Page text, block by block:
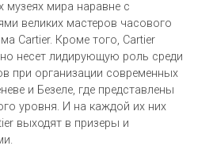
музеях мира наравне с
великих мастеров часового
Cartier. Кроме того, Cartier
несет лидирующую роль среди
при организации современных
и Безеле, где представлены
уровня. И на каждой их них
выходят в призеры и